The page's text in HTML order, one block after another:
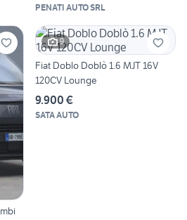
PENATI AUTO SRL
9
Fiat Doblo Doblò 1.6 MJT 16V
120CV Lounge
9.900 €
SATA AUTO